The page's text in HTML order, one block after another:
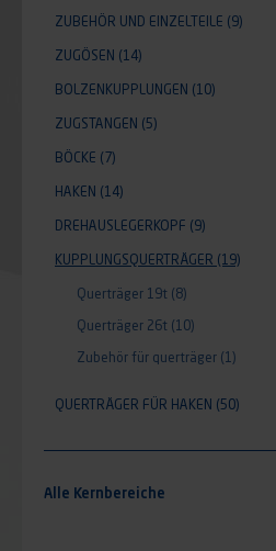
ZUBEHÖR UND EINZELTEILE (9)
ZUGÖSEN (14)
BOLZENKUPPLUNGEN (10)
ZUGSTANGEN (5)
BÖCKE (7)
HAKEN (14)
DREHAUSLEGERKOPF (9)
KUPPLUNGSQUERTRÄGER (19)
Querträger 19t (8)
Querträger 26t (10)
Zubehör für querträger (1)
QUERTRÄGER FÜR HAKEN (50)
Alle Kernbereiche